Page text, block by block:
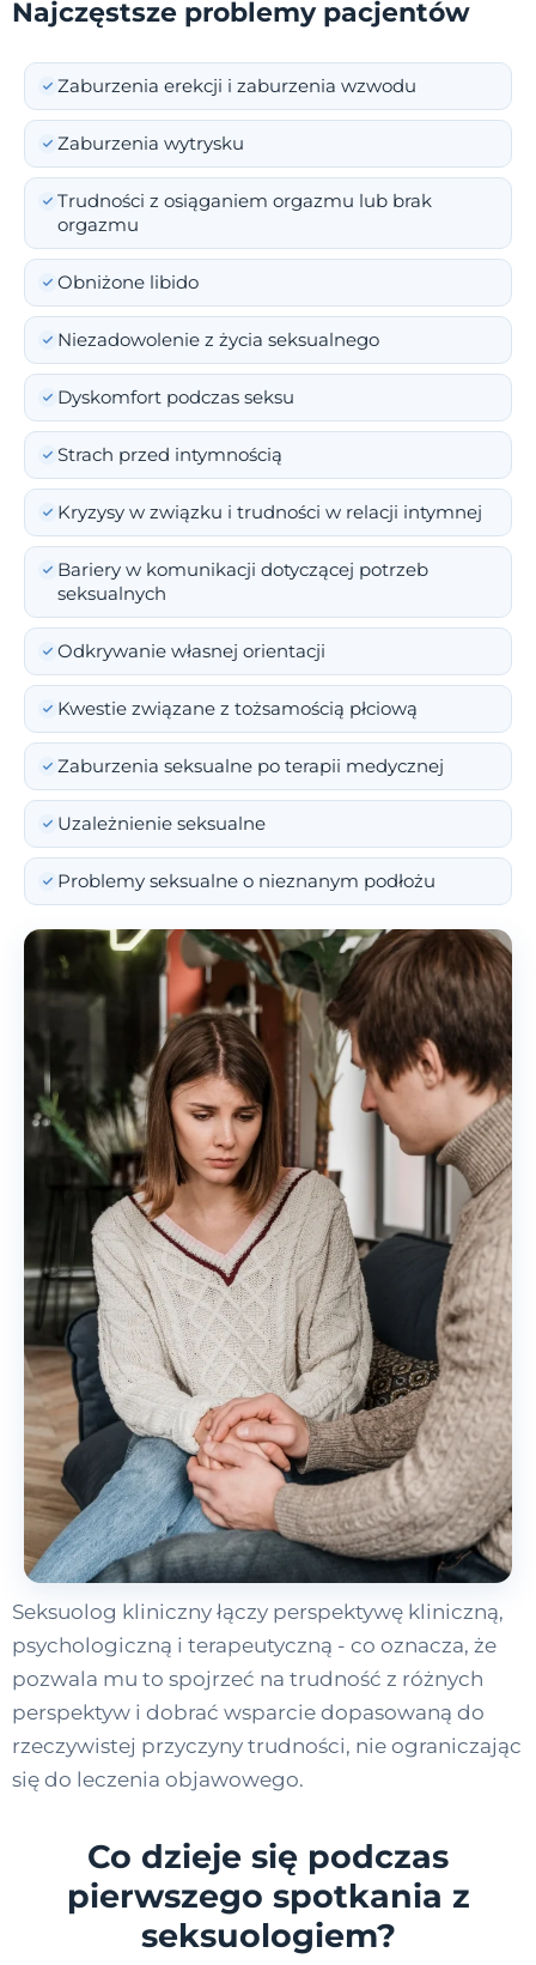
Najczęstsze problemy pacjentów
Zaburzenia erekcji i zaburzenia wzwodu
Zaburzenia wytrysku
Trudności z osiąganiem orgazmu lub brak
orgazmu
Obniżone libido
Niezadowolenie z życia seksualnego
Dyskomfort podczas seksu
Strach przed intymnością
Kryzysy w związku i trudności w relacji intymnej
Bariery w komunikacji dotyczącej potrzeb
seksualnych
Odkrywanie własnej orientacji
Kwestie związane z tożsamością płciową
Zaburzenia seksualne po terapii medycznej
Uzależnienie seksualne
Problemy seksualne o nieznanym podłożu
Seksuolog kliniczny łączy perspektywę kliniczną,
psychologiczną i terapeutyczną - co oznacza, że
pozwala mu to spojrzeć na trudność z różnych
perspektyw i dobrać wsparcie dopasowaną do
rzeczywistej przyczyny trudności, nie ograniczając
się do leczenia objawowego.
Co dzieje się podczas
pierwszego spotkania z
seksuologiem?